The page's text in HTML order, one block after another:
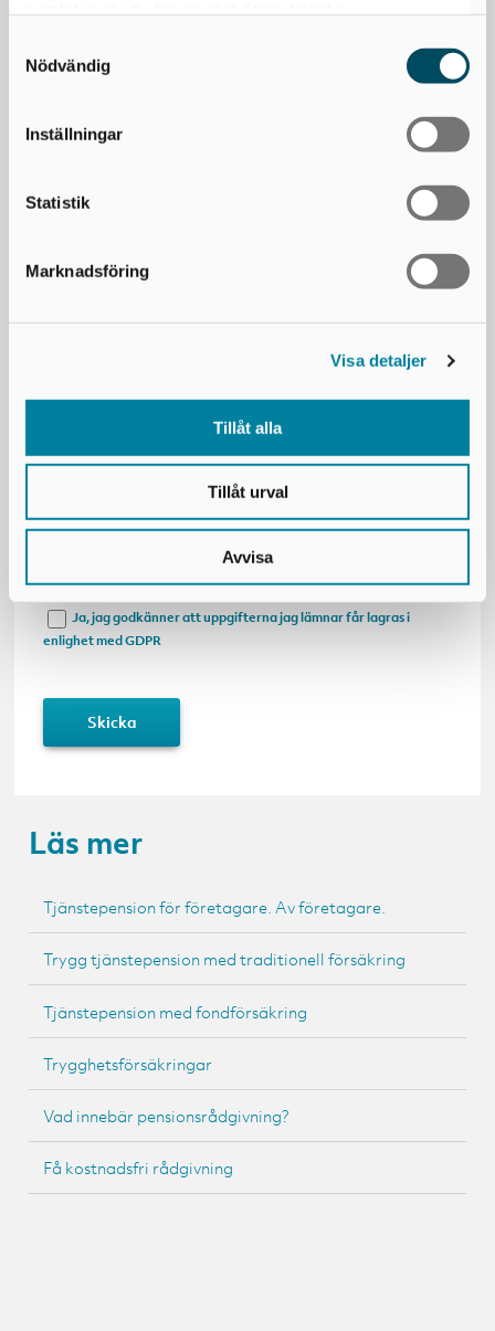
Nödvändig
Inställningar
Statistik
Marknadsföring
Visa detaljer
Tillåt alla
Tillåt urval
Avvisa
Få kostnadsfri rådgivning
Boka kostnadsfri rådgivning med en av våra erfarna
pensionsrådgivare. Vi är specialister på tjänstepension
och trygghetsförsäkringar och hjälper dig att skapa
det bästa upplägget för både dig och ditt företag.
Fyll i formuläret så kontaktar vi dig inom 24 timmar.
Mobilnummer*
Ja, jag godkänner att uppgifterna jag lämnar får lagras i
enlighet med GDPR
Läs mer
Tjänstepension för företagare. Av företagare.
Trygg tjänstepension med traditionell försäkring
Tjänstepension med fondförsäkring
Trygghetsförsäkringar
Vad innebär pensionsrådgivning?
Få kostnadsfri rådgivning